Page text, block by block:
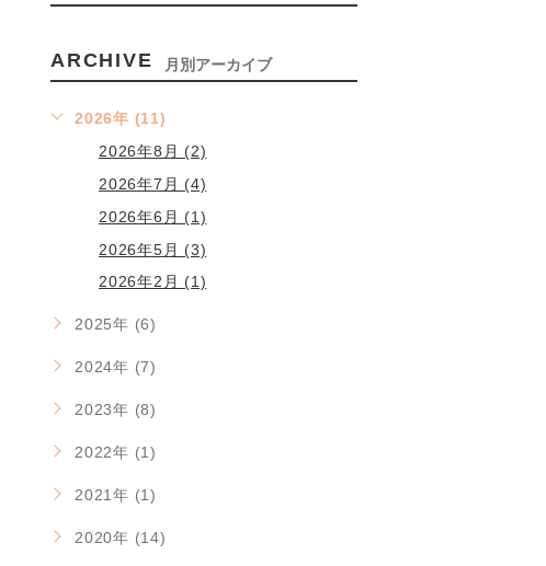
ARCHIVE 月別アーカイブ
2026年 (11)
2026年8月 (2)
2026年7月 (4)
2026年6月 (1)
2026年5月 (3)
2026年2月 (1)
2025年 (6)
2024年 (7)
2023年 (8)
2022年 (1)
2021年 (1)
2020年 (14)